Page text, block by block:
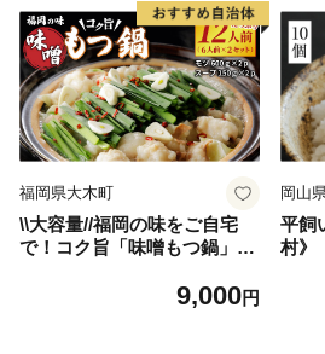
福岡県大木町
\\大容量//福岡の味をご自宅
で！コク旨「味噌もつ鍋」12
ト）【 みそ味 モツ たっぷり
9,000円
岡山
平飼
村》